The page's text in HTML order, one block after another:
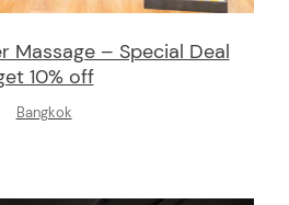
Massage – Special Deal
10% off
Bangkok